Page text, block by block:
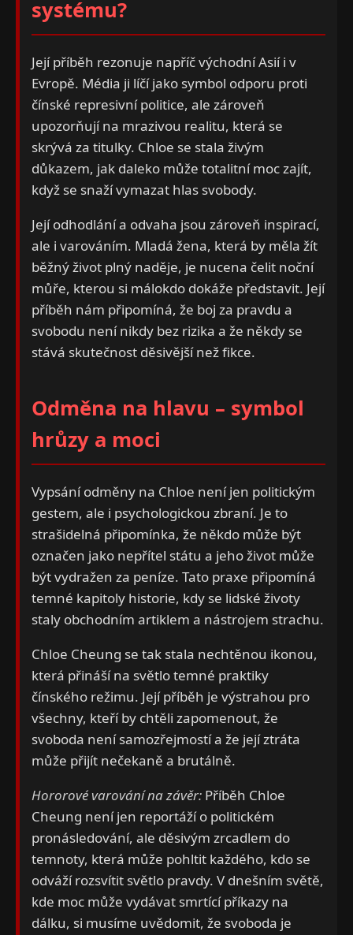
systému?
Její příběh rezonuje napříč východní Asií i v
Evropě. Média ji líčí jako symbol odporu proti
čínské represivní politice, ale zároveň
upozorňují na mrazivou realitu, která se
skrývá za titulky. Chloe se stala živým
důkazem, jak daleko může totalitní moc zajít,
když se snaží vymazat hlas svobody.
Její odhodlání a odvaha jsou zároveň inspirací,
ale i varováním. Mladá žena, která by měla žít
běžný život plný naděje, je nucena čelit noční
můře, kterou si málokdo dokáže představit. Její
příběh nám připomíná, že boj za pravdu a
svobodu není nikdy bez rizika a že někdy se
stává skutečnost děsivější než fikce.
Odměna na hlavu – symbol
hrůzy a moci
Vypsání odměny na Chloe není jen politickým
gestem, ale i psychologickou zbraní. Je to
strašidelná připomínka, že někdo může být
označen jako nepřítel státu a jeho život může
být vydražen za peníze. Tato praxe připomíná
temné kapitoly historie, kdy se lidské životy
staly obchodním artiklem a nástrojem strachu.
Chloe Cheung se tak stala nechtěnou ikonou,
která přináší na světlo temné praktiky
čínského režimu. Její příběh je výstrahou pro
všechny, kteří by chtěli zapomenout, že
svoboda není samozřejmostí a že její ztráta
může přijít nečekaně a brutálně.
Hororové varování na závěr: Příběh Chloe
Cheung není jen reportáží o politickém
pronásledování, ale děsivým zrcadlem do
temnoty, která může pohltit každého, kdo se
odváží rozsvítit světlo pravdy. V dnešním světě,
kde moc může vydávat smrtící příkazy na
dálku, si musíme uvědomit, že svoboda je